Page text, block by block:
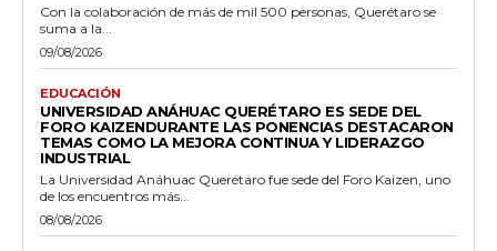
Con la colaboración de más de mil 500 personas, Querétaro se
suma a la...
09/08/2026
EDUCACIÓN
UNIVERSIDAD ANÁHUAC QUERÉTARO ES SEDE DEL
FORO KAIZENDURANTE LAS PONENCIAS DESTACARON
TEMAS COMO LA MEJORA CONTINUA Y LIDERAZGO
INDUSTRIAL
La Universidad Anáhuac Querétaro fue sede del Foro Kaizen, uno
de los encuentros más...
08/08/2026